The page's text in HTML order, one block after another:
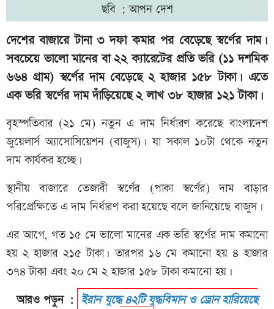
ছবি : আপন দেশ
দেশের বাজারে টানা ৩ দফা কমার পর বেড়েছে স্বর্ণের দাম।
সবচেয়ে ভালো মানের বা ২২ ক্যারেটের প্রতি ভরি (১১ দশমিক
৬৬৪ গ্রাম) স্বর্ণের দাম বেড়েছে ২ হাজার ১৫৮ টাকা। এতে
এক ভরি স্বর্ণের দাম দাঁড়িয়েছে ২ লাখ ৩৮ হাজার ১২১ টাকা।
বৃহস্পতিবার (২১ মে) নতুন এ দাম নির্ধারণ করেছে বাংলাদেশ
জুয়েলার্স অ্যাসোসিয়েশন (বাজুস)। যা সকাল ১০টা থেকে নতুন
দাম কার্যকর হচ্ছে।
স্থানীয় বাজারে তেজাবী স্বর্ণের (পাকা স্বর্ণের) দাম বাড়ার
পরিপ্রেক্ষিতে এ দাম নির্ধারণ করা হয়েছে বলে জানিয়েছে বাজুস।
এর আগে, গত ১৫ মে ভালো মানের এক ভরি স্বর্ণের দাম কমানো
হয় ২ হাজার ২১৫ টাকা। তারপর ১৬ মে কমানো হয় ৪ হাজার
৩৭৪ টাকা এবং ২০ মে ২ হাজার ১৫৮ টাকা কমানো হয়।
আরও পড়ুন : ইরান যুদ্ধে ৪২টি যুদ্ধবিমান ও ড্রোন হারিয়েছে